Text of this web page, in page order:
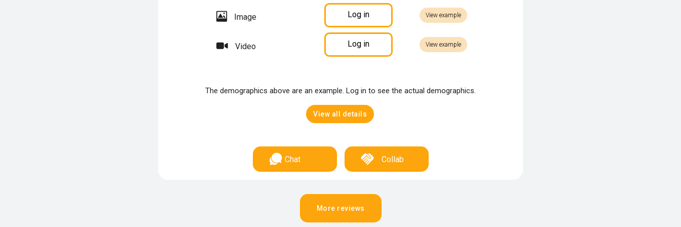
Image Log in View example
Video Log in View example
The demographics above are an example. Log in to see the actual demographics.
View all details
Chat Collab
More reviews